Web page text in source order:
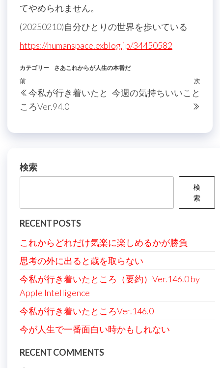
てやめられません。
(20250210)自分ひとりの世界を歩いている
https://humanspace.exblog.jp/34450582
カテゴリー さあこれからが人生の本番だ
投
稿
ナ
ビ
ー
シ
ン
過
去
の
前
今私が行き着いたと
ころVer.94.0
次
次
今週の気持ちいいこと
検索
検
索
RECENT POSTS
これからどれだけ気楽に楽しめるかが勝負
思考の外に出ると歳を取らない
今私が行き着いたところ（要約）Ver.146.0 by
Apple Intelligence
今私が行き着いたところVer.146.0
今が人生で一番面白い時かもしれない
RECENT COMMENTS